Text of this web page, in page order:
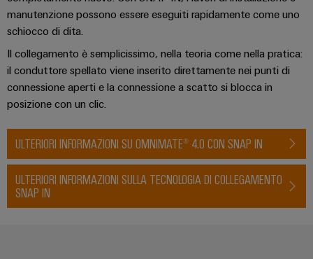
manutenzione possono essere eseguiti rapidamente come uno
schiocco di dita.
Il collegamento è semplicissimo, nella teoria come nella pratica:
il conduttore spellato viene inserito direttamente nei punti di
connessione aperti e la connessione a scatto si blocca in
posizione con un clic.
ULTERIORI INFORMAZIONI SU OMNIMATE® 4.0 CON SNAP IN
ULTERIORI INFORMAZIONI SULLA TECNOLOGIA DI COLLEGAMENTO
SNAP IN